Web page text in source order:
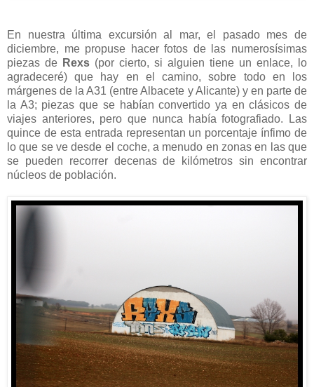
En nuestra última excursión al mar, el pasado mes de
diciembre, me propuse hacer fotos de las numerosísimas
piezas de Rexs (por cierto, si alguien tiene un enlace, lo
agradeceré) que hay en el camino, sobre todo en los
márgenes de la A31 (entre Albacete y Alicante) y en parte de
la A3; piezas que se habían convertido ya en clásicos de
viajes anteriores, pero que nunca había fotografiado. Las
quince de esta entrada representan un porcentaje ínfimo de
lo que se ve desde el coche, a menudo en zonas en las que
se pueden recorrer decenas de kilómetros sin encontrar
núcleos de población.